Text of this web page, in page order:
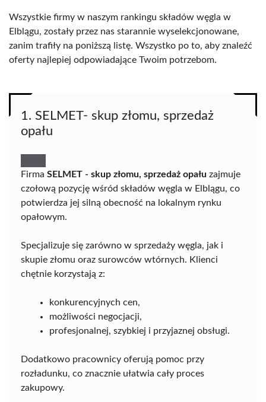
Wszystkie firmy w naszym rankingu składów węgla w
Elblągu, zostały przez nas starannie wyselekcjonowane,
zanim trafiły na poniższą listę. Wszystko po to, aby znaleźć
oferty najlepiej odpowiadające Twoim potrzebom.
1. SELMET- skup złomu, sprzedaż
opału
Firma SELMET - skup złomu, sprzedaż opału zajmuje
czołową pozycję wśród składów węgla w Elblągu, co
potwierdza jej silną obecność na lokalnym rynku
opałowym.
Specjalizuje się zarówno w sprzedaży węgla, jak i
skupie złomu oraz surowców wtórnych. Klienci
chętnie korzystają z:
konkurencyjnych cen,
możliwości negocjacji,
profesjonalnej, szybkiej i przyjaznej obsługi.
Dodatkowo pracownicy oferują pomoc przy
rozładunku, co znacznie ułatwia cały proces
zakupowy.